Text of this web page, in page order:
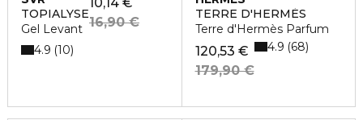
TOPIALYSE
Gel Levant 16,90 €
4.9 10
TERRE D'HERMÈS
Terre d'Hermès Parfum
120,53 €
179,90 €
4.9 68